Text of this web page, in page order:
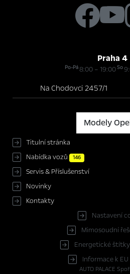
Praha 4
Po-Pá8:00 – 19:00So
Na Chodovci 2457/1
Modely
Titulní stránka
Nabídka vozů
146
Servis & Příslušenství
Novinky
Kontakty
Nastavení
Mimosoudní
Energetické
Informace k
AUTO PALACE